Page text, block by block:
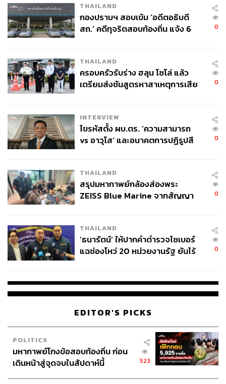
THAILAND
กองปราบฯ สอบเข้ม ‘อดีตอธิบดี
สถ.’ คดีทุจริตสอบท้องถิ่น แจ้ง 6
0
THAILAND
ครอบครัวรับร่าง ฮลุน โซโล่ แล้ว
เตรียมส่งชันสูตรหาสาเหตุการเสีย
0
INTERVIEW
ไขรหัสตั้ง ผบ.ตร. ‘ความสามารถ
vs อาวุโส’ และอนาคตการปฏิรูปสี
0
THAILAND
สรุปมหากาพย์กล้องส่องพระ
ZEISS Blue Marine จากสัญญา
จ่ายหนี้-แอบระบุแบรนด์
0
THAILAND
‘ธนารัตน์’ ให้ปากคำตำรวจไซเบอร์
แฉช่องโหว่ 20 หน่วยงานรัฐ ยันไร้
0
EDITOR'S PICKS
POLITICS
มหากาพย์โกงข้อสอบท้องถิ่น ก่อน
เดินหน้าสู่จุดจบในสัปดาห์นี้
523